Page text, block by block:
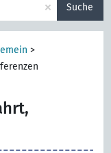
× Suche
>